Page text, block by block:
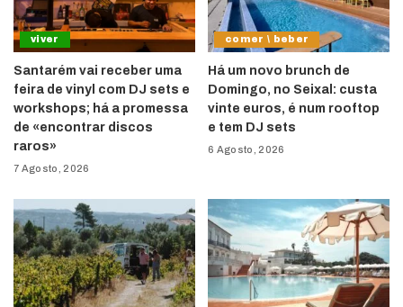
viver
Santarém vai receber uma
feira de vinyl com DJ sets e
workshops; há a promessa
de «encontrar discos
raros»
7 Agosto, 2026
comer \ beber
Há um novo brunch de
Domingo, no Seixal: custa
vinte euros, é num rooftop
e tem DJ sets
6 Agosto, 2026